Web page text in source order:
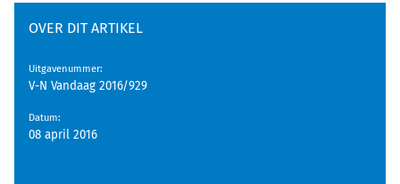
OVER DIT ARTIKEL
Uitgavenummer:
V-N Vandaag 2016/929
Datum:
08 april 2016